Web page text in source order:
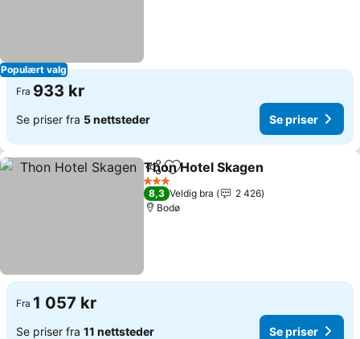
Populært valg
Fra 933 kr
Se priser fra 5 nettsteder Se priser
Del Legg til i favoritter
Thon Hotel Skagen
3 Stjerner
8,3 Veldig bra
2 426
Bodø
Fra 1 057 kr
Se priser fra 11 nettsteder Se priser